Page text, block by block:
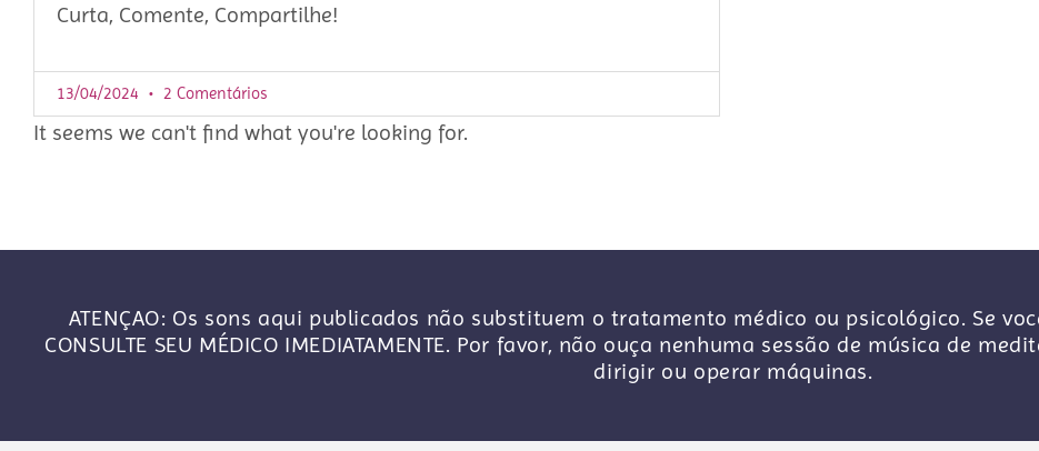
Curta, Comente, Compartilhe!
13/04/2024 2 Comentários
It seems we can't find what you're looking for.
ATENÇAO: Os sons aqui publicados não substituem o tratamento médico ou psicológico. Se
CONSULTE SEU MÉDICO IMEDIATAMENTE. Por favor, não ouça nenhuma sessão de música de
dirigir ou operar máquinas.